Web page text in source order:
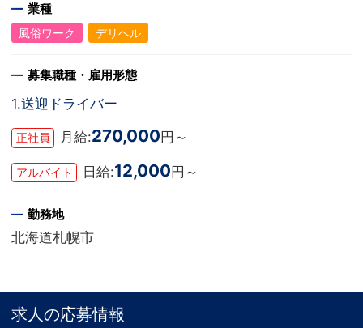
業種
風俗ワーク デリヘル
募集職種・雇用形態
1.送迎ドライバー
正社員 月給:270,000 円～
アルバイト 日給:12,000円～
勤務地
北海道札幌市
求人の応募情報